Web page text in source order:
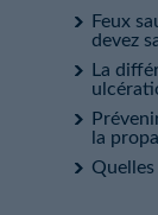
Feux
devez
La
la
Quelles